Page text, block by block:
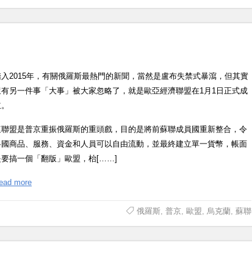
2015年，有關俄羅斯最熱門的新聞，當然是盧布失禁式暴瀉，但其實
另一件事「大事」被大家忽略了，就是歐亞經濟聯盟在1月1日正式成
盟是普京重振俄羅斯的重頭戲，目的是將前蘇聯成員國重新整合，令
商品、服務、資金和人員可以自由流動，並最終建立單一貨幣，帳面
要搞一個「翻版」歐盟，枱[……]
more
俄羅斯, 普京, 歐盟 烏克蘭, 蘇聯